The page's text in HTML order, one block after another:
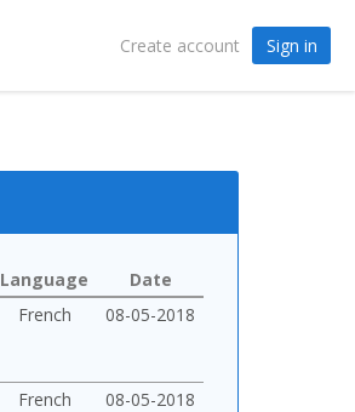
Create account Sign in
Language
Date
French 08-05-2018
French
08-05-2018